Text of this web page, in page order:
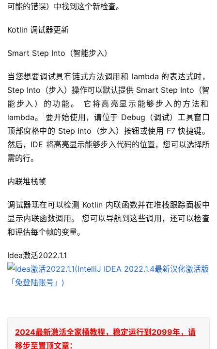
可能的错误）中找到这个新检查。
Kotlin 调试器更新
Smart Step Into（智能步入）
当您想要调试具有链式方法调用和 lambda 的表达式时，
Step Into（步入）操作可以默认提供 Smart Step Into（智
能步入）的功能。 它将高亮显示能够步入的方法和
lambda。 要开始使用，请位于 Debug（调试）工具窗口
顶部窗格中的 Step Into（步入）按钮或使用 F7 快捷键。
然后，IDE 将高亮显示能够步入代码的位置，您可以选择所
需的行。
内联堆栈帧
调试器现在可以检测 Kotlin 内联函数并在堆栈跟踪面板中
显示内联函数调用。 您可以导航到这些调用，还可以检查
和评估每个帧的变量。
Idea激活2022.1.1
2024最新激活全家桶教程，稳定运行到2099年，请
移步至置顶文章：